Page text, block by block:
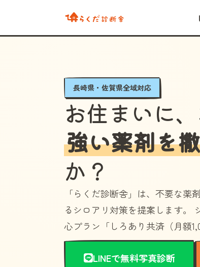
長崎県・佐賀県全域対応
お住まいに
強い薬剤を
か？
「らくだ診断舎」 は、不要な薬
るシロアリ対策を提案します。
心プラン 「しろあり共済（月額
LINEで無料写真診断